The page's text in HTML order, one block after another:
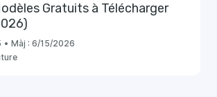
Gratuits à Télécharger
• Màj : 6/15/2026